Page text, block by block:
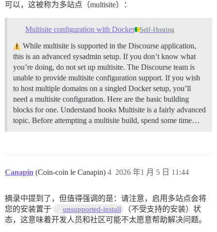
可以，这被称为多站点（multisite）：
Multisite configuration with Docker Self-Hosting
While multisite is supported in the Discourse application,
this is an advanced sysadmin setup. If you don’t know what
you’re doing, do not set up multisite. The Discourse team is
unable to provide multisite configuration support. If you wish
to host multiple domains on a singled Docker setup, you’ll
need a multisite configuration. Here are the basic building
blocks for one. Understand hooks Multisite is a fairly advanced
topic. Before attempting a multisite build, spend some time…
Canapin (Coin-coin le Canapin) 2026 年1 月 5 日 11:44
4
摘录中提到了，但值得强调的是：请注意，启用多站点会将
您的安装置于
unsupported-install
（不受支持的安装）状
态，这意味着开发人员和社区可能不太愿意帮助解决问题。